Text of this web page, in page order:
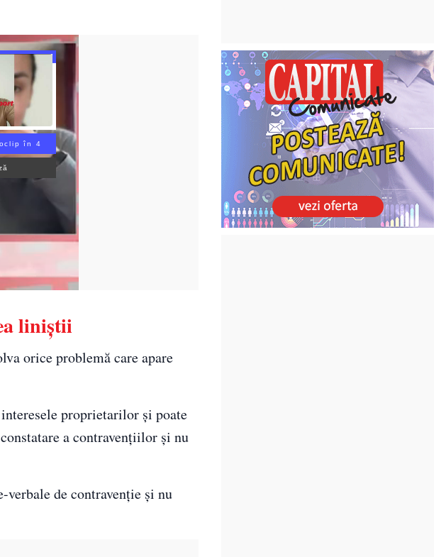
în 3
liniștii
orice problemă care apare
proprietarilor și poate
a contravențiilor și nu
de contravenție și nu